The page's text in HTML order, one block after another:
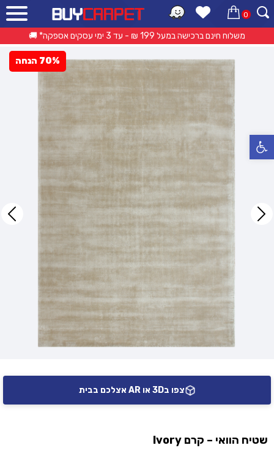
פתח סרגל נגישות
משלוח חינם ברכישה במעל 199 ₪ - עד 3 ימי עסקים אספקה* 🚚
0
»קטלוג מוצרים»שטיחים מודרניים» שטיח הוואי – קרם Ivory
70% הנחה
צפו ב3D או AR אצלכם בבית
שטיח הוואי – קרם Ivory